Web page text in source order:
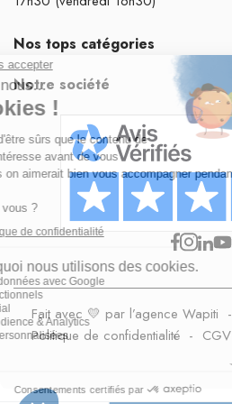
Nos tops catégories
Notre société
Fait avec 💛 par l’agence Wapiti -
Politique de confidentialité - CGV